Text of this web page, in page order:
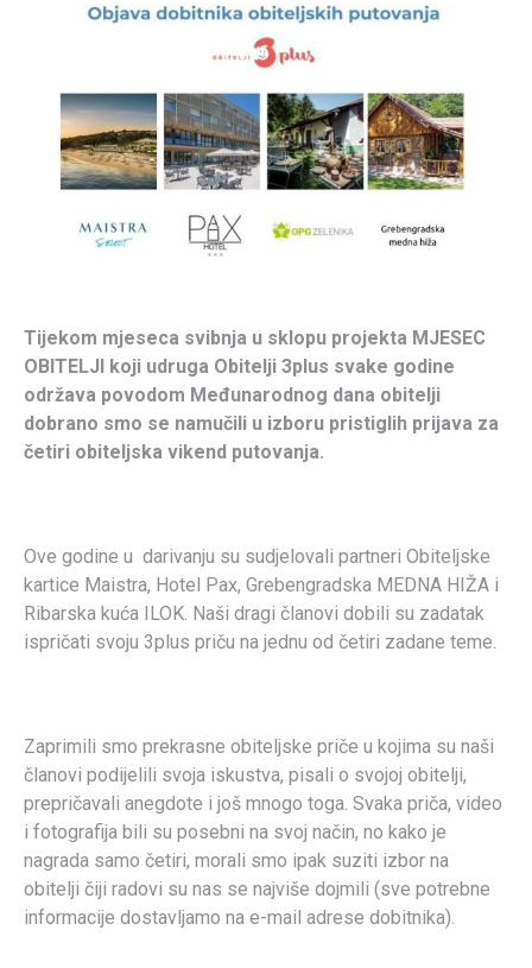
Tijekom mjeseca svibnja u sklopu projekta MJESEC
OBITELJI koji udruga Obitelji 3plus svake godine
održava povodom Međunarodnog dana obitelji
dobrano smo se namučili u izboru pristiglih prijava za
četiri obiteljska vikend putovanja.
Ove godine u darivanju su sudjelovali partneri Obiteljske
kartice Maistra, Hotel Pax, Grebengradska MEDNA HIŽA i
Ribarska kuća ILOK. Naši dragi članovi dobili su zadatak
ispričati svoju 3plus priču na jednu od četiri zadane teme.
Zaprimili smo prekrasne obiteljske priče u kojima su naši
članovi podijelili svoja iskustva, pisali o svojoj obitelji,
prepričavali anegdote i još mnogo toga. Svaka priča, video
i fotografija bili su posebni na svoj način, no kako je
nagrada samo četiri, morali smo ipak suziti izbor na
obitelji čiji radovi su nas se najviše dojmili (sve potrebne
informacije dostavljamo na e-mail adrese dobitnika).